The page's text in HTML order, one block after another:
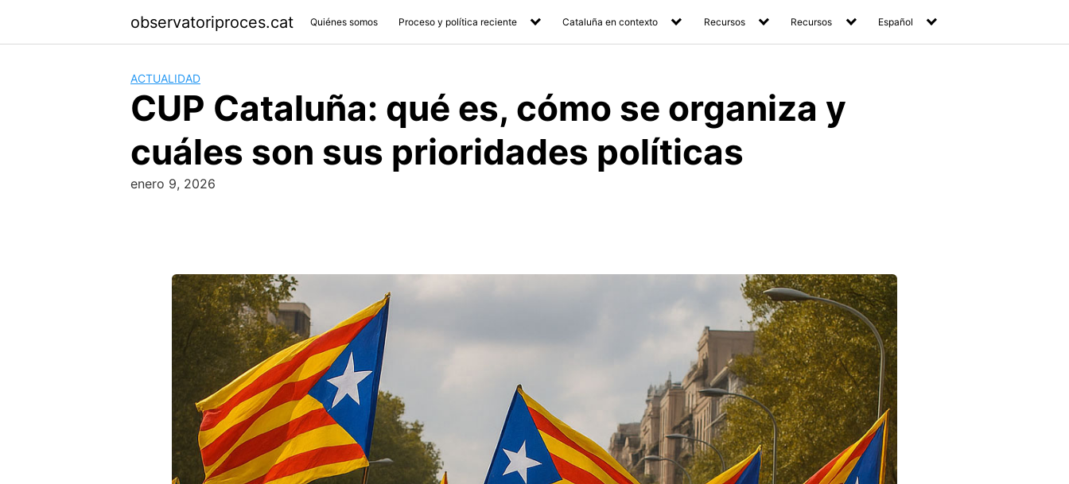
content
observatoriproces.cat Quiénes somos Proceso y política reciente Cataluña en contexto Recursos Recursos Español
ACTUALIDAD
CUP Cataluña: qué es, cómo se organiza y
cuáles son sus prioridades políticas
enero 9, 2026